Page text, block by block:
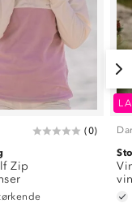
(0)
Zip